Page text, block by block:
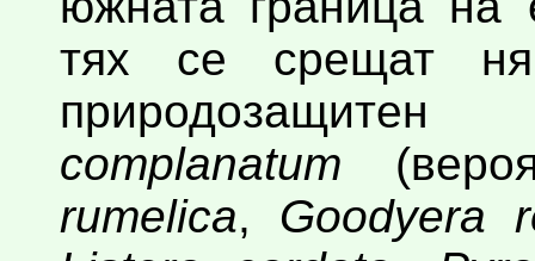
тях се срещат
complanatum
rumelica, Goodyera